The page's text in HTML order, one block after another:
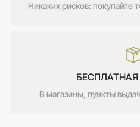
Никаких рисков: покупайте
В магазины, пункты